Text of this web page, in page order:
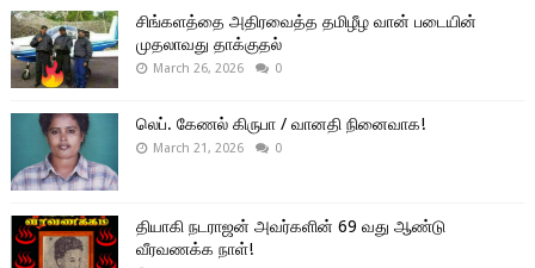
சிங்களத்தை அதிரவைத்த தமிழீழ வான் படையின்
முதலாவது தாக்குதல்
March 26, 2026 0
லெப். கேணல் கிருபா / வானதி நினைவாக!
March 21, 2026 0
தியாகி நடராஜன் அவர்களின் 69 வது ஆண்டு
வீரவணக்க நாள்!